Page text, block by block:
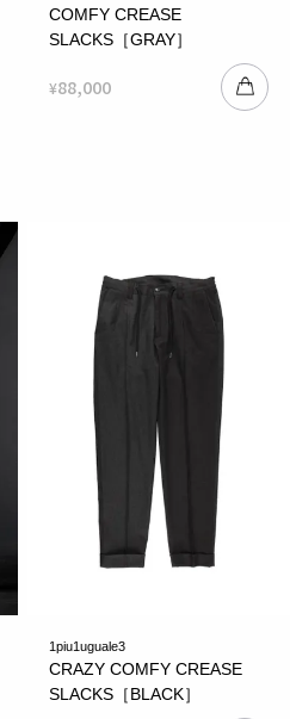
COMFY CREASE
SLACKS［GRAY］
¥88,000
1piu1uguale3
CRAZY COMFY CREASE
SLACKS［BLACK］